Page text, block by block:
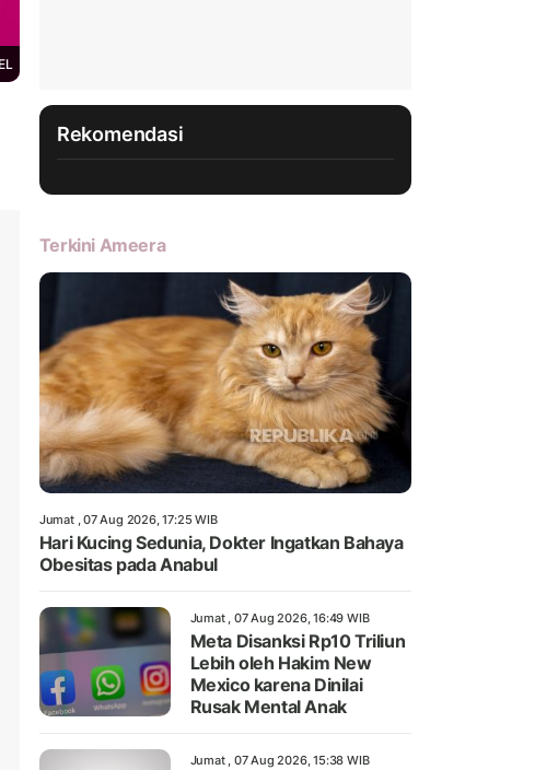
Rekomendasi
Terkini Ameera
Jumat , 07 Aug 2026, 17:25 WIB
Hari Kucing Sedunia, Dokter Ingatkan Bahaya
Obesitas pada Anabul
Jumat , 07 Aug 2026, 16:49 WIB
Meta Disanksi Rp10 Triliun
Lebih oleh Hakim New
Mexico karena Dinilai
Rusak Mental Anak
Jumat , 07 Aug 2026, 15:38 WIB